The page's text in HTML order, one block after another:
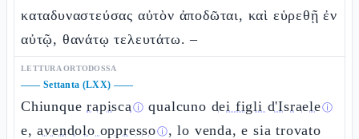
καταδυναστεύσας αὐτὸν ἀποδῶται, καὶ εὑρεθῇ ἐν
αὐτῷ, θανάτῳ τελευτάτω. –
LETTURA ORTODOSSA
—— Settanta (LXX) ——
Chiunquerapiscaⓘ qualcuno dei figli d'Israeleⓘ
e,avendolo oppressoⓘ, lo venda, e sia trovato